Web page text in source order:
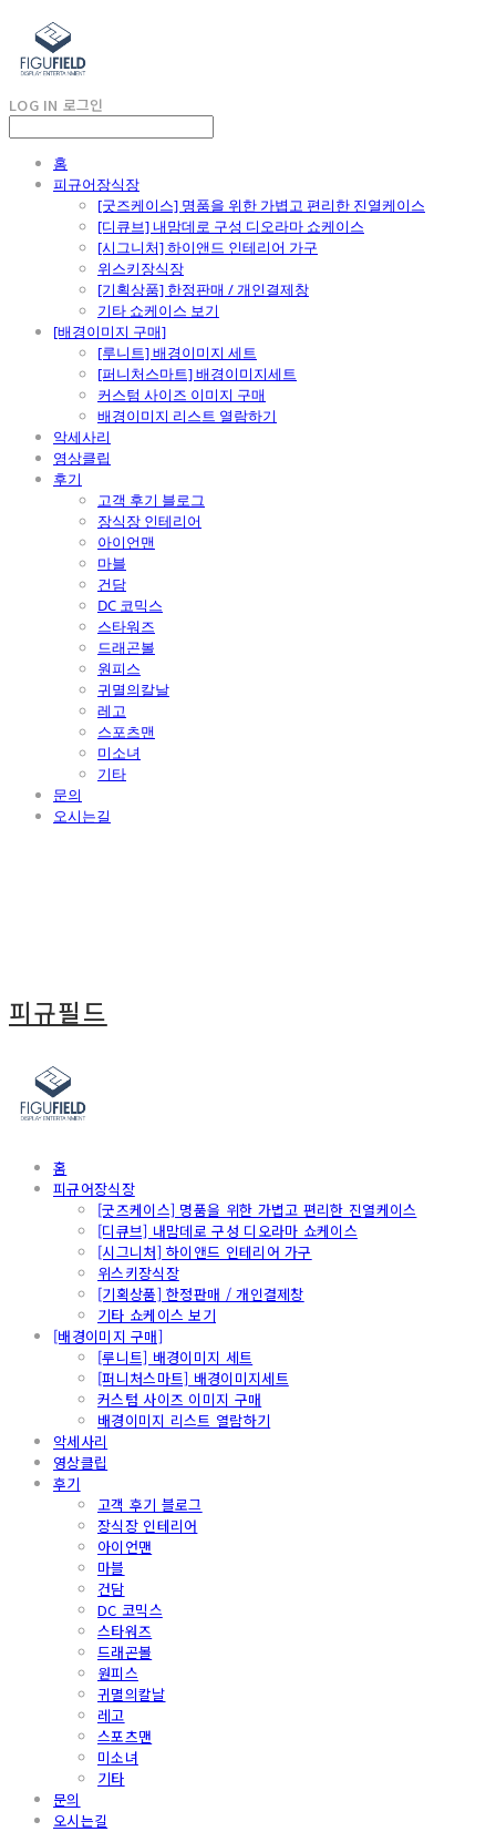
LOG IN 로그인
홈
피규어장식장
[굿즈케이스] 명품을 위한 가볍고 편리한 진열케이스
[디큐브] 내맘데로 구성 디오라마 쇼케이스
[시그니처] 하이앤드 인테리어 가구
위스키장식장
[기획상품] 한정판매 / 개인결제창
기타 쇼케이스 보기
[배경이미지 구매]
[루니트] 배경이미지 세트
[퍼니처스마트] 배경이미지세트
커스텀 사이즈 이미지 구매
배경이미지 리스트 열람하기
악세사리
영상클립
후기
고객 후기 블로그
장식장 인테리어
아이언맨
마블
건담
DC 코믹스
스타워즈
드래곤볼
원피스
귀멸의칼날
레고
스포츠맨
미소녀
기타
문의
오시는길
피규필드
홈
피규어장식장
[굿즈케이스] 명품을 위한 가볍고 편리한 진열케이스
[디큐브] 내맘데로 구성 디오라마 쇼케이스
[시그니처] 하이앤드 인테리어 가구
위스키장식장
[기획상품] 한정판매 / 개인결제창
기타 쇼케이스 보기
[배경이미지 구매]
[루니트] 배경이미지 세트
[퍼니처스마트] 배경이미지세트
커스텀 사이즈 이미지 구매
배경이미지 리스트 열람하기
악세사리
영상클립
후기
고객 후기 블로그
장식장 인테리어
아이언맨
마블
건담
DC 코믹스
스타워즈
드래곤볼
원피스
귀멸의칼날
레고
스포츠맨
미소녀
기타
문의
오시는길